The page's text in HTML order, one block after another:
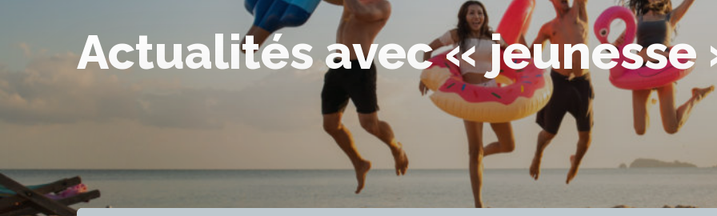
Actualités avec « jeunesse